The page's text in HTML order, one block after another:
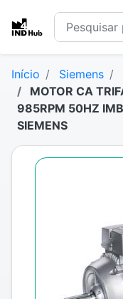
Início Siemens
MOTOR CA
985RPM 50HZ
SIEMENS